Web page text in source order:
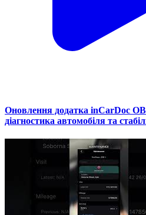
Оновлення додатка inCarDoc
діагностика автомобіля та